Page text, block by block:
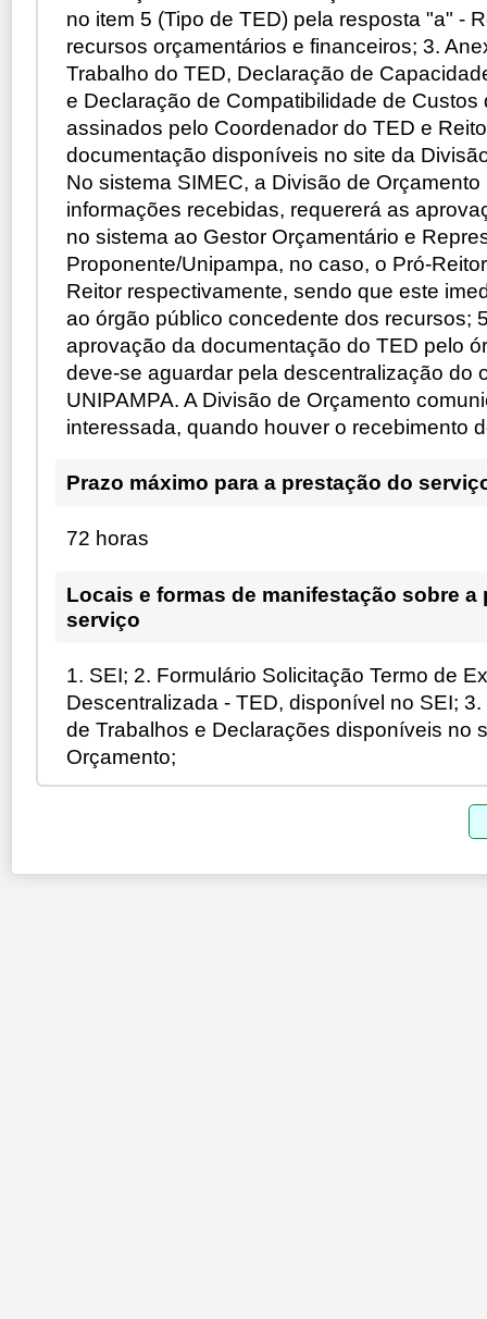
no item 5 (Tipo de TED) pela resposta "a" -
recursos orçamentários e financeiros; 3.
Trabalho do TED, Declaração de
e Declaração de Compatibilidade de Custos
assinados pelo Coordenador do TED e
documentação disponíveis no site da
No sistema SIMEC, a Divisão de Orçamento
informações recebidas, requererá as
no sistema ao Gestor Orçamentário e
Proponente/Unipampa, no caso, o Pró-
Reitor respectivamente, sendo que este
ao órgão público concedente dos recursos;
aprovação da documentação do TED pelo
deve-se aguardar pela descentralização do
UNIPAMPA. A Divisão de Orçamento
interessada, quando houver o recebimento
Prazo máximo para a prestação do
72 horas
Locais e formas de manifestação sobre a
serviço
1. SEI; 2. Formulário Solicitação Termo de
Descentralizada - TED, disponível no SEI;
de Trabalhos e Declarações disponíveis no
Orçamento;